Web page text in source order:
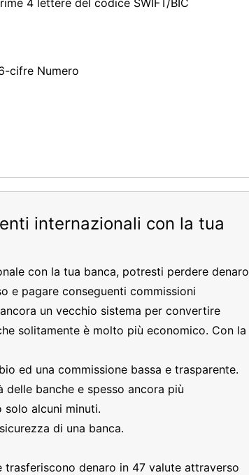
4 lettere del codice SWIFT/BIC
cifre Numero
internazionali con la tua
con la tua banca, potresti perdere denaro
e pagare conseguenti commissioni
un vecchio sistema per convertire
solitamente è molto più economico. Con la
ed una commissione bassa e trasparente.
banche e spesso ancora più
solo alcuni minuti.
di una banca.
denaro in 47 valute attraverso